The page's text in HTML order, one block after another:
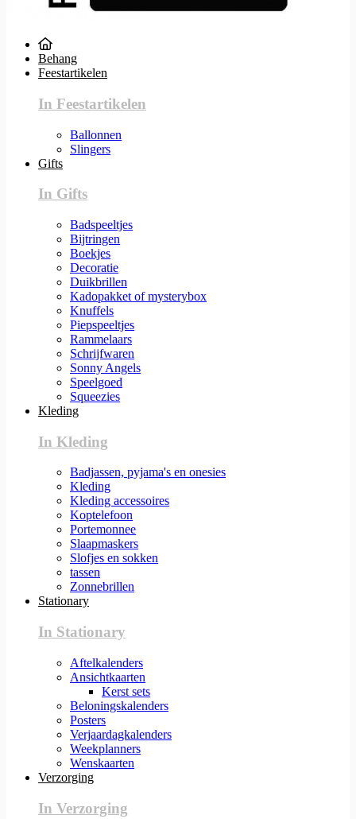
Behang
Feestartikelen
In Feestartikelen
Ballonnen
Slingers
Gifts
In Gifts
Badspeeltjes
Bijtringen
Boekjes
Decoratie
Duikbrillen
Kadopakket of mysterybox
Knuffels
Piepspeeltjes
Rammelaars
Schrijfwaren
Sonny Angels
Speelgoed
Squeezies
Kleding
In Kleding
Badjassen, pyjama's en onesies
Kleding
Kleding accessoires
Koptelefoon
Portemonnee
Slaapmaskers
Slofjes en sokken
tassen
Zonnebrillen
Stationary
In Stationary
Aftelkalenders
Ansichtkaarten
Kerst sets
Beloningskalenders
Posters
Verjaardagkalenders
Weekplanners
Wenskaarten
Verzorging
In Verzorging